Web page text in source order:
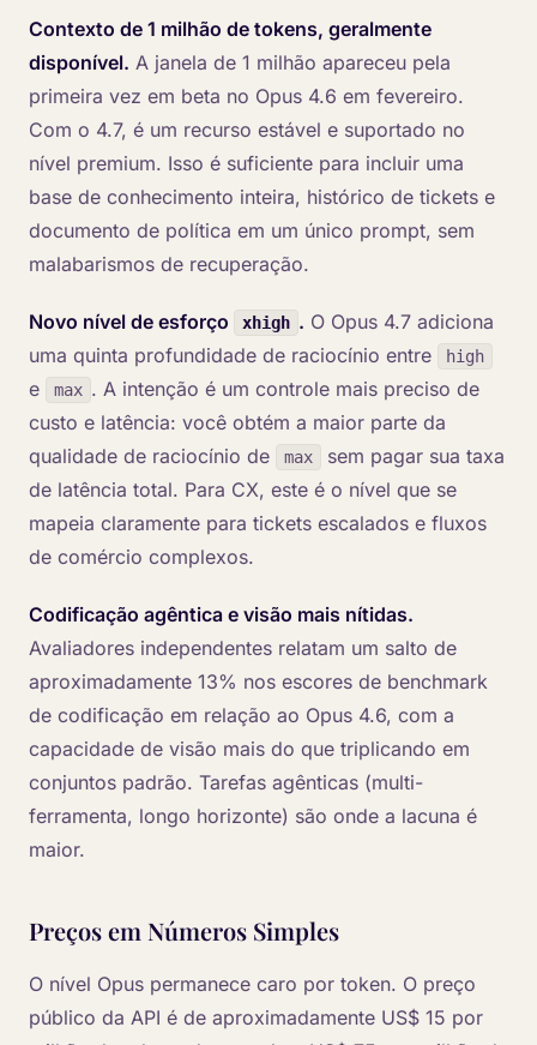
Contexto de 1 milhão de tokens, geralmente
disponível. A janela de 1 milhão apareceu pela
primeira vez em beta no Opus 4.6 em fevereiro.
Com o 4.7, é um recurso estável e suportado no
nível premium. Isso é suficiente para incluir uma
base de conhecimento inteira, histórico de tickets e
documento de política em um único prompt, sem
malabarismos de recuperação.
Novo nível de esforço xhigh . O Opus 4.7 adiciona
uma quinta profundidade de raciocínio entre
high
e max . A intenção é um controle mais preciso de
custo e latência: você obtém a maior parte da
qualidade de raciocínio de
max
sem pagar sua taxa
de latência total. Para CX, este é o nível que se
mapeia claramente para tickets escalados e fluxos
de comércio complexos.
Codificação agêntica e visão mais nítidas.
Avaliadores independentes relatam um salto de
aproximadamente 13% nos escores de benchmark
de codificação em relação ao Opus 4.6, com a
capacidade de visão mais do que triplicando em
conjuntos padrão. Tarefas agênticas (multi-
ferramenta, longo horizonte) são onde a lacuna é
maior.
Preços em Números Simples
O nível Opus permanece caro por token. O preço
público da API é de aproximadamente US$ 15 por